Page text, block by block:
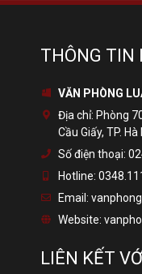
THÔNG TIN
VĂN PHÒNG
Địa chỉ: Phòng
Cầu Giấy, TP. Hà
Số điện thoại:
Hotline:
Email:
Website:
LIÊN KẾT